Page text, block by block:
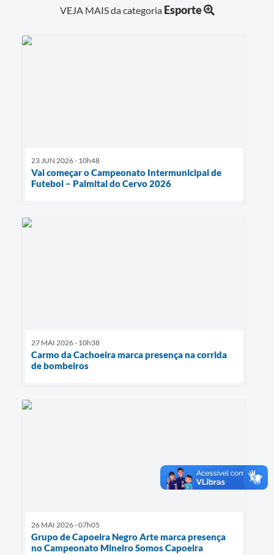
VEJA MAIS da categoria Esporte
23 JUN 2026 - 10h48
Vai começar o Campeonato Intermunicipal de
Futebol – Palmital do Cervo 2026
27 MAI 2026 - 10h38
Carmo da Cachoeira marca presença na corrida
de bombeiros
26 MAI 2026 - 07h05
Grupo de Capoeira Negro Arte marca presença
no Campeonato Mineiro Somos Capoeira